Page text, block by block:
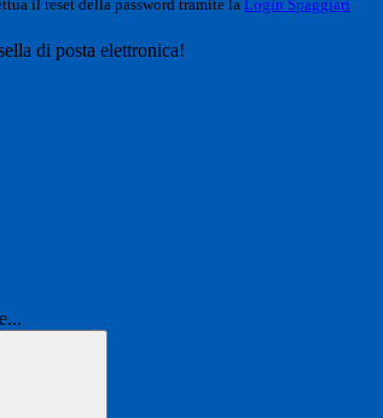
il reset della password tramite la Login Spaggiari
di posta elettronica!